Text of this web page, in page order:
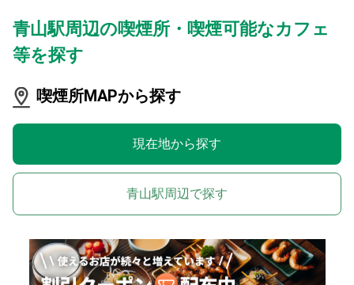
青山駅周辺の喫煙所・喫煙可能なカフェ
等を探す
喫煙所MAPから探す
現在地から探す
青山駅周辺で探す